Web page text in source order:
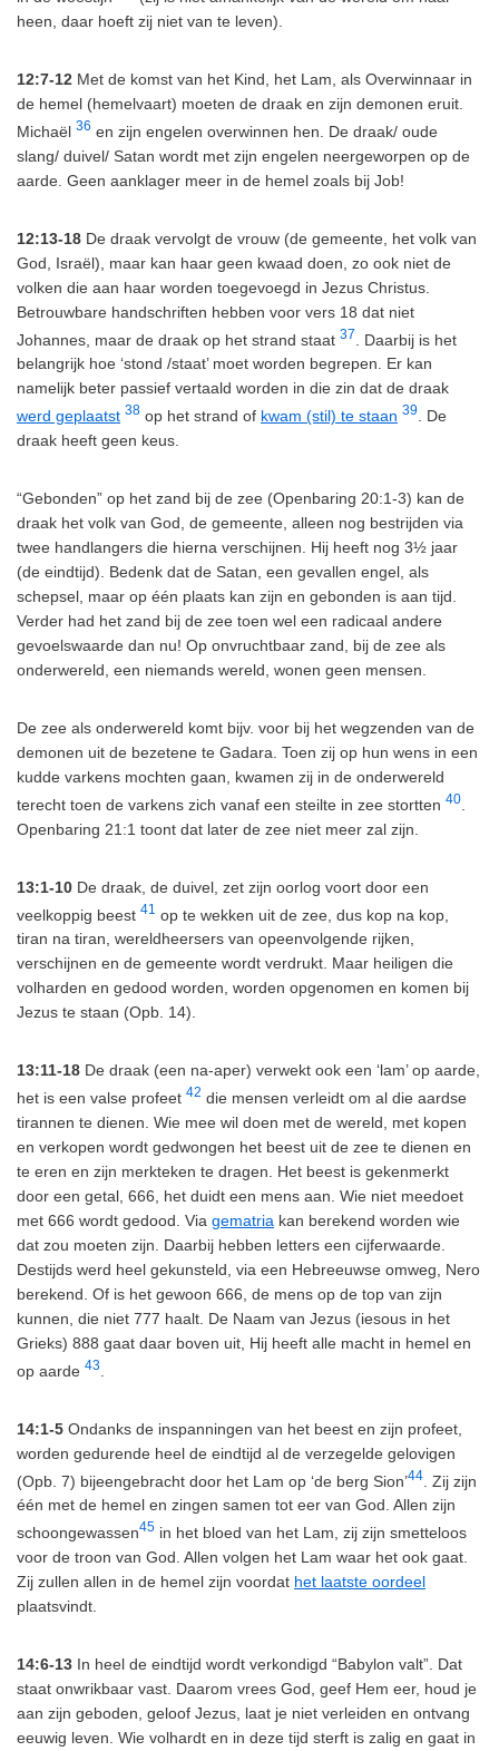
heen, daar hoeft zij niet van te leven).
12:7-12 Met de komst van het Kind, het Lam, als Overwinnaar in
de hemel (hemelvaart) moeten de draak en zijn demonen eruit.
Michaël 36 en zijn engelen overwinnen hen. De draak/ oude
slang/ duivel/ Satan wordt met zijn engelen neergeworpen op de
aarde. Geen aanklager meer in de hemel zoals bij Job!
12:13-18 De draak vervolgt de vrouw (de gemeente, het volk van
God, Israël), maar kan haar geen kwaad doen, zo ook niet de
volken die aan haar worden toegevoegd in Jezus Christus.
Betrouwbare handschriften hebben voor vers 18 dat niet
Johannes, maar de draak op het strand staat 37
. Daarbij is het
belangrijk hoe ‘stond /staat’ moet worden begrepen. Er kan
namelijk beter passief vertaald worden in die zin dat de draak
werd geplaatst 38 op het strand of kwam (stil) te staan 39
. De
draak heeft geen keus.
“Gebonden” op het zand bij de zee (Openbaring 20:1-3) kan de
draak het volk van God, de gemeente, alleen nog bestrijden via
twee handlangers die hierna verschijnen. Hij heeft nog 3½ jaar
(de eindtijd). Bedenk dat de Satan, een gevallen engel, als
schepsel, maar op één plaats kan zijn en gebonden is aan tijd.
Verder had het zand bij de zee toen wel een radicaal andere
gevoelswaarde dan nu! Op onvruchtbaar zand, bij de zee als
onderwereld, een niemands wereld, wonen geen mensen.
De zee als onderwereld komt bijv. voor bij het wegzenden van de
demonen uit de bezetene te Gadara. Toen zij op hun wens in een
kudde varkens mochten gaan, kwamen zij in de onderwereld
terecht toen de varkens zich vanaf een steilte in zee stortten 40
Openbaring 21:1 toont dat later de zee niet meer zal zijn.
13:1-10 De draak, de duivel, zet zijn oorlog voort door een
veelkoppig beest 41 op te wekken uit de zee, dus kop na kop,
tiran na tiran, wereldheersers van opeenvolgende rijken,
verschijnen en de gemeente wordt verdrukt. Maar heiligen die
volharden en gedood worden, worden opgenomen en komen bij
Jezus te staan (Opb. 14).
13:11-18 De draak (een na-aper) verwekt ook een ‘lam’ op aarde,
het is een valse profeet 42 die mensen verleidt om al die aardse
tirannen te dienen. Wie mee wil doen met de wereld, met kopen
en verkopen wordt gedwongen het beest uit de zee te dienen en
te eren en zijn merkteken te dragen. Het beest is gekenmerkt
door een getal, 666, het duidt een mens aan. Wie niet meedoet
met 666 wordt gedood. Via gematria kan berekend worden wie
dat zou moeten zijn. Daarbij hebben letters een cijferwaarde.
Destijds werd heel gekunsteld, via een Hebreeuwse omweg, Nero
berekend. Of is het gewoon 666, de mens op de top van zijn
kunnen, die niet 777 haalt. De Naam van Jezus (iesous in het
Grieks) 888 gaat daar boven uit, Hij heeft alle macht in hemel en
op aarde 43
14:1-5 Ondanks de inspanningen van het beest en zijn profeet,
worden gedurende heel de eindtijd al de verzegelde gelovigen
(Opb. 7) bijeengebracht door het Lam op ‘de berg Sion’44
. Zij zijn
één met de hemel en zingen samen tot eer van God. Allen zijn
schoongewassen45 in het bloed van het Lam, zij zijn smetteloos
voor de troon van God. Allen volgen het Lam waar het ook gaat.
Zij zullen allen in de hemel zijn voordat het laatste oordeel
plaatsvindt.
14:6-13 In heel de eindtijd wordt verkondigd “Babylon valt”. Dat
staat onwrikbaar vast. Daarom vrees God, geef Hem eer, houd je
aan zijn geboden, geloof Jezus, laat je niet verleiden en ontvang
eeuwig leven. Wie volhardt en in deze tijd sterft is zalig en gaat in